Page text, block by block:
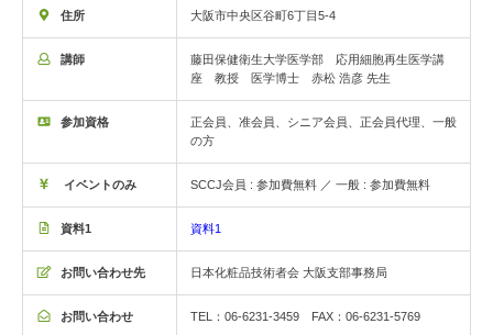
住所 大阪市中央区谷町6丁目5-4
講師
藤田保健衛生大学医学部 応用細胞再生医学講
座 教授 医学博士 赤松 浩彦 先生
参加資格
正会員、准会員、シニア会員、正会員代理、一般
の方
イベントのみ SCCJ会員 : 参加費無料 ／ 一般 : 参加費無料
資料1 資料1
お問い合わせ先 日本化粧品技術者会 大阪支部事務局
お問い合わせ TEL：06-6231-3459 FAX：06-6231-5769